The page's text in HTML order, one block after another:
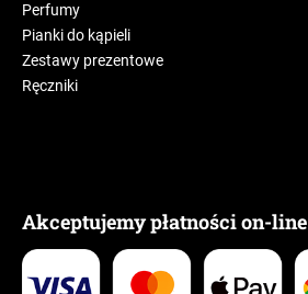
Perfumy
Pianki do kąpieli
Zestawy prezentowe
Ręczniki
Akceptujemy płatności on-line